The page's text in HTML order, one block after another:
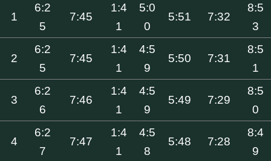
1
6:2
5
7:45
1:4
1
5:0
0
5:51 7:32
8:5
3
2
6:2
5
7:45
1:4
1
4:5
9
5:50 7:31
8:5
1
3
6:2
6
7:46
1:4
1
4:5
9
5:49 7:29
8:5
0
4
6:2
7
7:47
1:4
1
4:5
8
5:48 7:28
8:4
9